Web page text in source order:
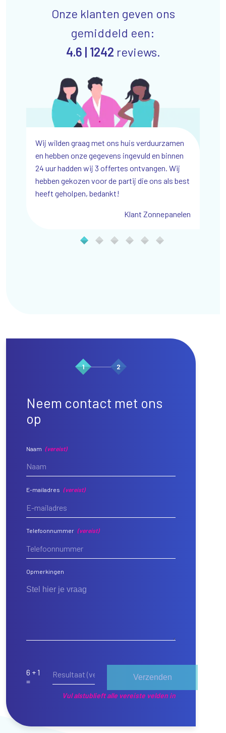
Onze klanten geven ons
gemiddeld een:
4.6 | 1242 reviews.
Wij wilden graag met ons huis verduurzamen
en hebben onze gegevens ingevuld en binnen
24 uur hadden wij 3 offertes ontvangen. Wij
hebben gekozen voor de partij die ons als best
heeft geholpen, bedankt!
Klant Zonnepanelen
Wij zijn
1 2
Neem contact met ons
op
Naam (vereist)
E-mailadres (vereist)
Telefoonnummer (vereist)
Opmerkingen
6 + 1
=
Verzenden
Vul alstublieft alle vereiste velden in